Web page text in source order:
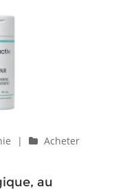
|
Acheter
au